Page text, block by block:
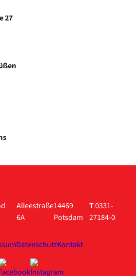
27
Alleestraße
6A
14469
Potsdam
T0331-
27184-0
DatenschutzKontakt